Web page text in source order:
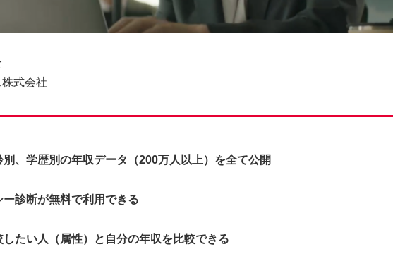
式会社
、学歴別の年収データ（200万人以上）を全て公開
診断が無料で利用できる
たい人（属性）と自分の年収を比較できる